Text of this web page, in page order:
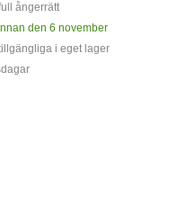
ångerrätt
den 6 november
i eget lager